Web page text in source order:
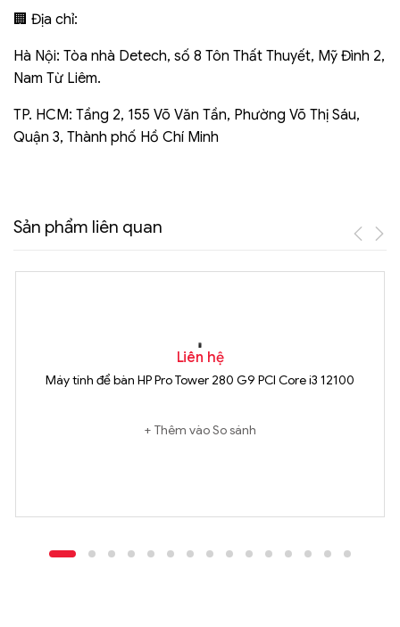
🏢 Địa chỉ:
Hà Nội: Tòa nhà Detech, số 8 Tôn Thất Thuyết, Mỹ Đình 2,
Nam Từ Liêm.
TP. HCM: Tầng 2, 155 Võ Văn Tần, Phường Võ Thị Sáu,
Quận 3, Thành phố Hồ Chí Minh
Sản phẩm liên quan
Liên hệ
Máy tính để bàn HP Pro Tower 280 G9 PCI Core i3 12100
Thêm vào So sánh